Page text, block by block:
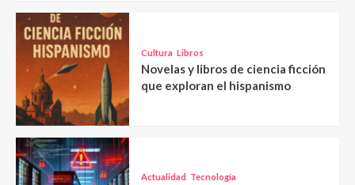
Cultura Libros
Novelas y libros de ciencia ficción
que exploran el hispanismo
Actualidad Tecnología